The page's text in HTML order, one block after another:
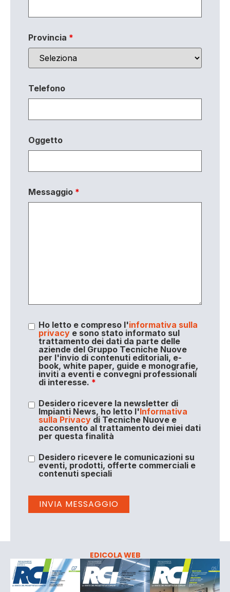
Provincia *
Telefono
Oggetto
Messaggio *
Ho letto e compreso l'informativa sulla
privacye sono stato informato sul
trattamento dei dati da parte delle
aziende del Gruppo Tecniche Nuove
per l'invio di contenuti editoriali, e-
book, white paper, guide e monografie,
inviti a eventi e convegni professionali
di interesse. *
Desidero ricevere la newsletter di
Impianti News, ho letto l'Informativa
sulla Privacydi Tecniche Nuove e
acconsento al trattamento dei miei dati
per questa finalità
Desidero ricevere le comunicazioni su
eventi, prodotti, offerte commerciali e
contenuti speciali
EDICOLA WEB